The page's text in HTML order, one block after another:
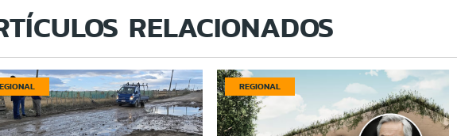
RELACIONADOS
REGIONAL